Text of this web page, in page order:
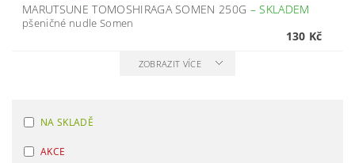
MARUTSUNE TOMOSHIRAGA SOMEN 250G – SKLADEM
pšeničné nudle Somen
130 Kč
ZOBRAZIT VÍCE
NA SKLADĚ
AKCE